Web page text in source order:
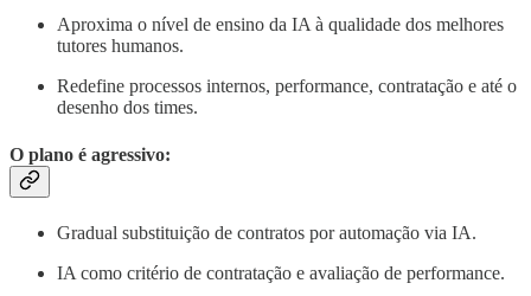
Aproxima o nível de ensino da IA à qualidade dos melhores
tutores humanos.
Redefine processos internos, performance, contratação e até o
desenho dos times.
O plano é agressivo:
Gradual substituição de contratos por automação via IA.
IA como critério de contratação e avaliação de performance.